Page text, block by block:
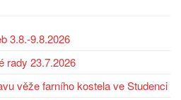
3.8.-9.8.2026
rady 23.7.2026
věže farního kostela ve Studenci